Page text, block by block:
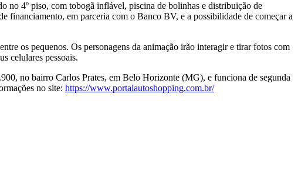
no 4º piso, com tobogã inflável, piscina de bolinhas e distribuição de
financiamento, em parceria com o Banco BV, e a possibilidade de começar a
os pequenos. Os personagens da animação irão interagir e tirar fotos com
celulares pessoais.
no bairro Carlos Prates, em Belo Horizonte (MG), e funciona de segunda
no site: https://www.portalautoshopping.com.br/